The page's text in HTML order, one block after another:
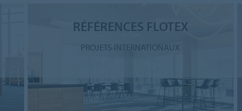
RÉFÉRENCES FLOTEX
PROJETS INTERNATIONAUX